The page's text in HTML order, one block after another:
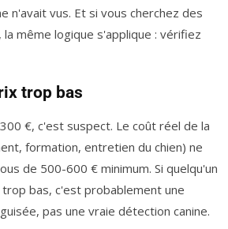
n'avait vus. Et si vous cherchez des
, la même logique s'applique : vérifiez
trop bas
€, c'est suspect. Le coût réel de la
formation, entretien du chien) ne
de 500-600 € minimum. Si quelqu'un
bas, c'est probablement une
pas une vraie détection canine.